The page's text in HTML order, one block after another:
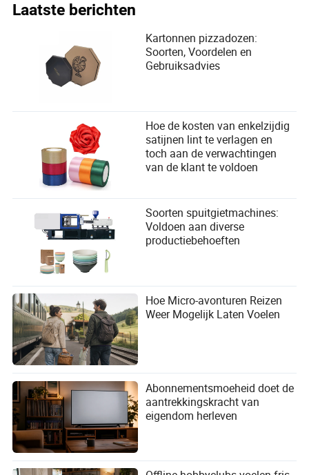
Laatste berichten
Kartonnen pizzadozen:
Soorten, Voordelen en
Gebruiksadvies
Hoe de kosten van enkelzijdig
satijnen lint te verlagen en
toch aan de verwachtingen
van de klant te voldoen
Soorten spuitgietmachines:
Voldoen aan diverse
productiebehoeften
Hoe Micro-avonturen Reizen
Weer Mogelijk Laten Voelen
Abonnementsmoeheid doet de
aantrekkingskracht van
eigendom herleven